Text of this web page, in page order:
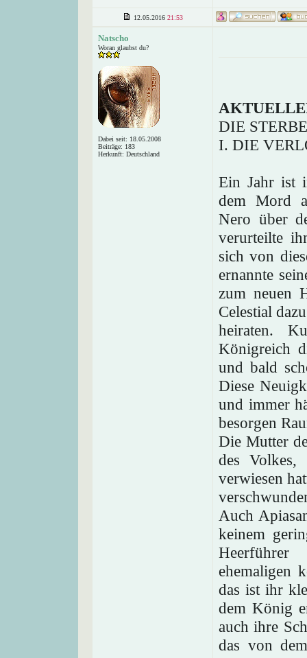
12.05.2016 21:53
Natscho
Woran glaubst du?
Dabei seit: 18.05.2008
Beiträge: 183
Herkunft: Deutschland
DIE
I. DIE
Ein Jahr ist
dem Mord
Nero über
verurteilte
sich von
ernannte
zum neuen
Celestial
heiraten.
Königreich
und bald
Diese
und immer
besorgen
Die Mutter
des Volkes,
verwiesen
Auch
keinem
ehemaligen
das ist ihr
dem König
auch ihre
das von